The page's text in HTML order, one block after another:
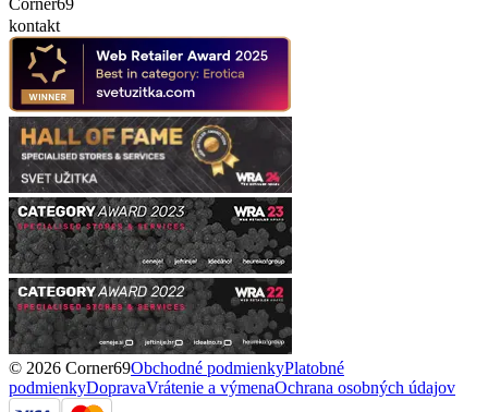
Corner69
kontakt
© 2026 Corner69Obchodné podmienkyPlatobné
podmienkyDopravaVrátenie a výmenaOchrana osobných údajov